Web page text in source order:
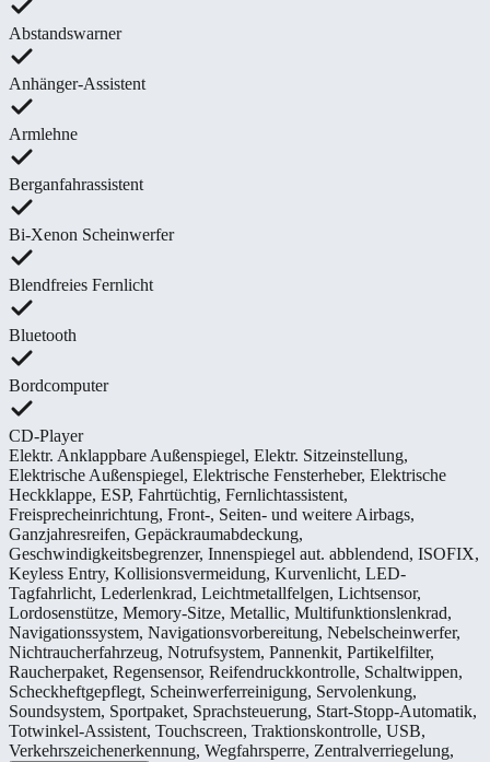
Abstandswarner
Anhänger-Assistent
Armlehne
Berganfahrassistent
Bi-Xenon Scheinwerfer
Blendfreies Fernlicht
Bluetooth
Bordcomputer
CD-Player
Elektr. Anklappbare Außenspiegel, Elektr. Sitzeinstellung,
Elektrische Außenspiegel, Elektrische Fensterheber, Elektrische
Heckklappe, ESP, Fahrtüchtig, Fernlichtassistent,
Freisprecheinrichtung, Front-, Seiten- und weitere Airbags,
Ganzjahresreifen, Gepäckraumabdeckung,
Geschwindigkeitsbegrenzer, Innenspiegel aut. abblendend, ISOFIX,
Keyless Entry, Kollisionsvermeidung, Kurvenlicht, LED-
Tagfahrlicht, Lederlenkrad, Leichtmetallfelgen, Lichtsensor,
Lordosenstütze, Memory-Sitze, Metallic, Multifunktionslenkrad,
Navigationssystem, Navigationsvorbereitung, Nebelscheinwerfer,
Nichtraucherfahrzeug, Notrufsystem, Pannenkit, Partikelfilter,
Raucherpaket, Regensensor, Reifendruckkontrolle, Schaltwippen,
Scheckheftgepflegt, Scheinwerferreinigung, Servolenkung,
Soundsystem, Sportpaket, Sprachsteuerung, Start-Stopp-Automatik,
Totwinkel-Assistent, Touchscreen, Traktionskontrolle, USB,
Verkehrszeichenerkennung, Wegfahrsperre, Zentralverriegelung,